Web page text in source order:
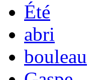
Été
abri
bouleau